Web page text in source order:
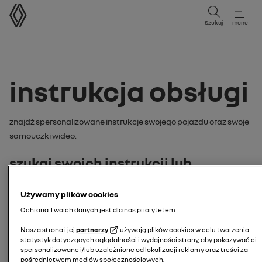
instrukcja obsługi
Szukaj menu
instrukcja obsługi
Znajdź spersonalizowane instrukcje swojego pojazdu oraz swoje
samouczki wideo.
szukaj swoich instrukcji lub
wprowadź model swojego pojazdu
Wyszukaj model
tablica rejestracyjna
Używamy plików cookies
Ochrona Twoich danych jest dla nas priorytetem.
Nasza strona i jej partnerzy
używają plików cookies w celu tworzenia
statystyk dotyczących oglądalności i wydajności strony, aby pokazywać ci
spersonalizowane i/lub uzależnione od lokalizacji reklamy oraz treści za
pośrednictwem mediów społecznościowych.